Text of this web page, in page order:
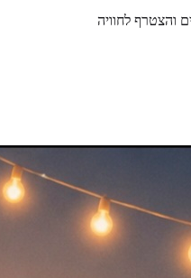
והצטרף לחוויה